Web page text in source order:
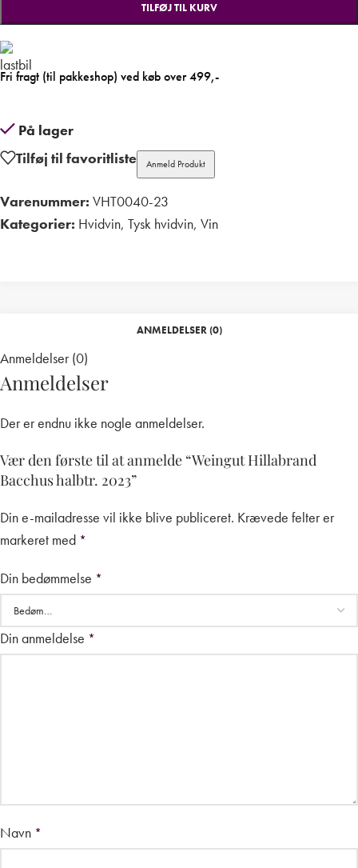
TILFØJ TIL KURV
Fri fragt (til pakkeshop) ved køb over 499,-
På lager
Tilføj til favoritliste
Anmeld Produkt
Varenummer: VHT0040-23
Kategorier: Hvidvin, Tysk hvidvin, Vin
ANMELDELSER (0)
Anmeldelser (0)
Anmeldelser
Der er endnu ikke nogle anmeldelser.
Vær den første til at anmelde “Weingut Hillabrand
Bacchus halbtr. 2023”
Din e-mailadresse vil ikke blive publiceret. Krævede felter er
markeret med *
Din bedømmelse *
Din anmeldelse *
Navn *